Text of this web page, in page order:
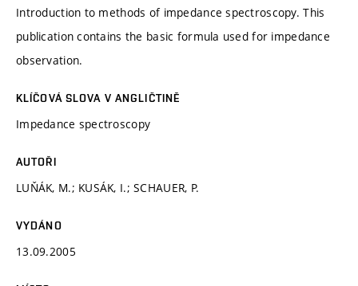
Introduction to methods of impedance spectroscopy. This
publication contains the basic formula used for impedance
observation.
KLÍČOVÁ SLOVA V ANGLIČTINĚ
Impedance spectroscopy
AUTOŘI
LUŇÁK, M.; KUSÁK, I.; SCHAUER, P.
VYDÁNO
13.09.2005